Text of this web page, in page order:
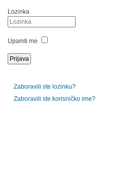
Lozinka
Upamti me
Zaboravili ste lozinku?
Zaboravili ste korisničko ime?